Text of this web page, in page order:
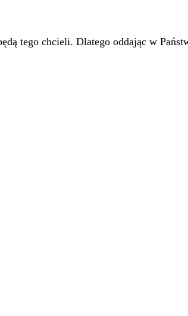
tego chcieli. Dlatego oddając w